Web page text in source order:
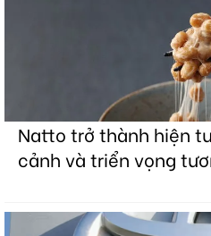
Natto trở thành hiện
cảnh và triển vọng